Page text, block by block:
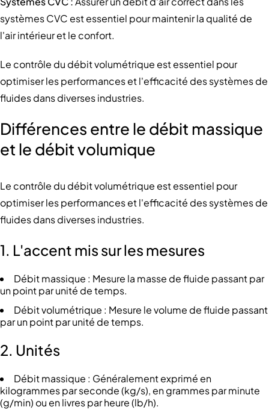
systèmes CVC est essentiel pour maintenir la qualité de
l'air intérieur et le confort.
Le contrôle du débit volumétrique est essentiel pour
optimiser les performances et l'efficacité des systèmes de
fluides dans diverses industries.
Différences entre le débit massique
et le débit volumique
Le contrôle du débit volumétrique est essentiel pour
optimiser les performances et l'efficacité des systèmes de
fluides dans diverses industries.
1. L'accent mis sur les mesures
Débit massique : Mesure la masse de fluide passant par
un point par unité de temps.
Débit volumétrique : Mesure le volume de fluide passant
par un point par unité de temps.
2. Unités
Débit massique : Généralement exprimé en
kilogrammes par seconde (kg/s), en grammes par minute
(g/min) ou en livres par heure (lb/h).